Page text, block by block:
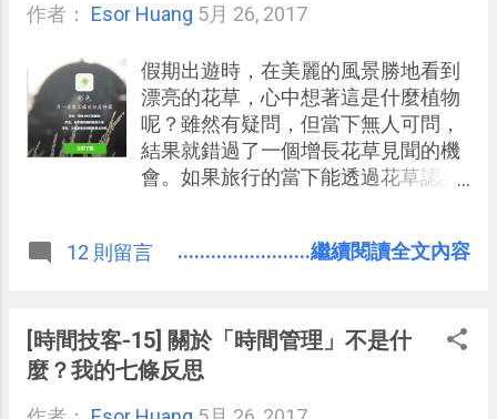
有新文章，讓他們的新文章不會被其
我的面前提醒我。 這時候，或許還可
以 利用「即時通」當作 RSS 閱讀器
，也就是這些高價值網站一有新文
章，就會自動發一則訊息到即時通
裡，訊息中有新文章的標題、網址，
作者： Esor Huang 5月 26, 2017
假期出遊時，在美麗的風景勝地看到
漂亮的花草，心中想著這是什麼植物
呢？雖然有疑問，但當下無人可問，
結果就錯過了一個增長花草見聞的機
會。如果旅行的當下能透過花草認識
Android 與 iPhone 上的免費中文
用機器辨識出 4000 種以上的花草植
物品種，只要用相機拍下所見花草，
12 則留言 ........................繼續閱讀全文內容
[時間技客-15] 關於「時間管理」不是什
麼？我的七條反思